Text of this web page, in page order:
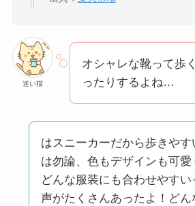
迷い猫
オシャレな靴って歩
ったりするよね…
はスニーカーだから歩きやす
は勿論、色もデザインも可愛
どんな服装にも合わせやすい
声がたくさんあったよ！どん